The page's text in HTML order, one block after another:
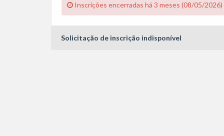
Inscrições encerradas há 3 meses (08/05/2026)
Solicitação de inscrição indisponível